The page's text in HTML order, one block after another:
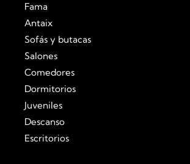
Fama
Antaix
Sofás y butacas
Salones
Comedores
Dormitorios
Juveniles
Descanso
Escritorios